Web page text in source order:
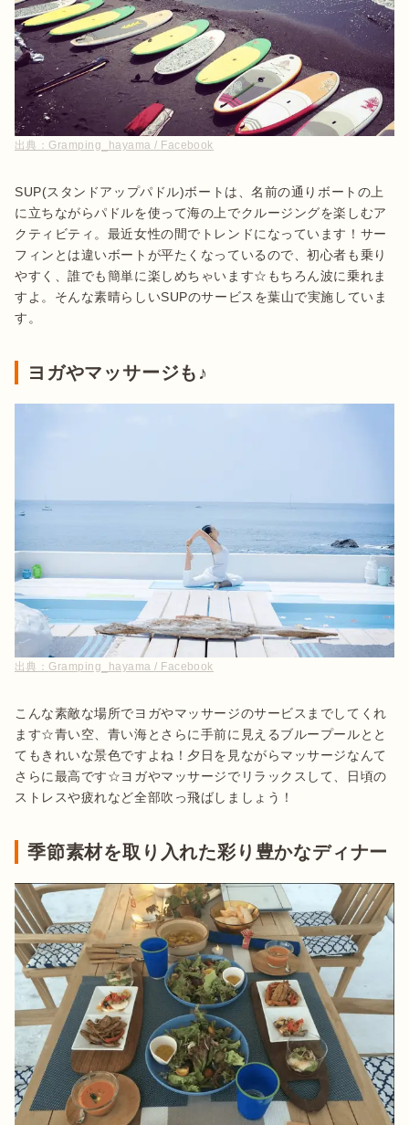
出典： Gramping_hayama / Facebook
SUP(スタンドアップパドル)ボートは、名前の通りボートの上
に立ちながらパドルを使って海の上でクルージングを楽しむア
クティビティ。最近女性の間でトレンドになっています！サー
フィンとは違いボートが平たくなっているので、初心者も乗り
やすく、誰でも簡単に楽しめちゃいます☆もちろん波に乗れま
すよ。そんな素晴らしいSUPのサービスを葉山で実施していま
す。
ヨガやマッサージも♪
出典： Gramping_hayama / Facebook
こんな素敵な場所でヨガやマッサージのサービスまでしてくれ
ます☆青い空、青い海とさらに手前に見えるブループールとと
てもきれいな景色ですよね！夕日を見ながらマッサージなんて
さらに最高です☆ヨガやマッサージでリラックスして、日頃の
ストレスや疲れなど全部吹っ飛ばしましょう！
季節素材を取り入れた彩り豊かなディナー